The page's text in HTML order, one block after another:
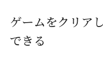
ゲームをクリア
できる